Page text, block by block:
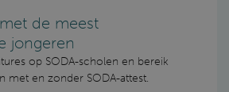
de meest
jongeren
op SODA-scholen en bereik
met en zonder SODA-attest.
Cloudflare Inc.
.sibforms.com